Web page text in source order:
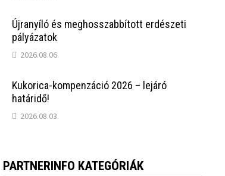
Újranyíló és meghosszabbított erdészeti
pályázatok
2026.08.06.
Kukorica-kompenzáció 2026 – lejáró
határidő!
2026.08.03.
PARTNERINFO KATEGÓRIÁK